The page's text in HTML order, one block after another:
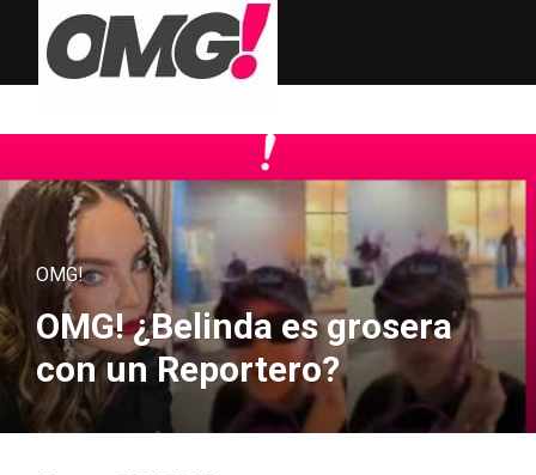
OMG!
OMG! ¿Belinda es grosera
con un Reportero?